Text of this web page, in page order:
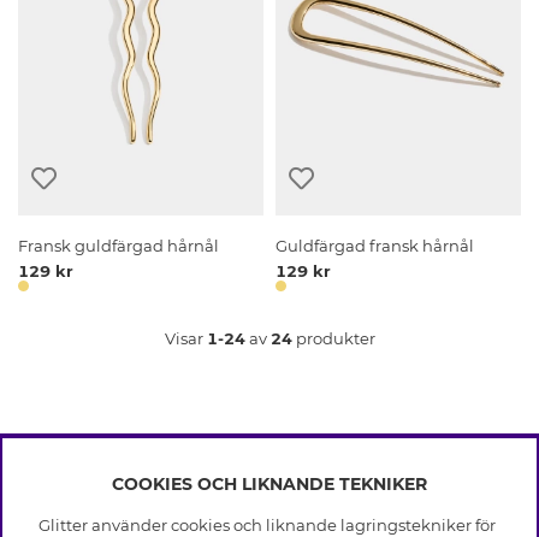
Fransk guldfärgad hårnål
129 kr
Guldfärgad fransk hårnål
129 kr
Visar 1-24av24produkter
INFO
Leverans
COOKIES OCH LIKNANDE TEKNIKER
Glitter använder cookies och liknande lagringstekniker för